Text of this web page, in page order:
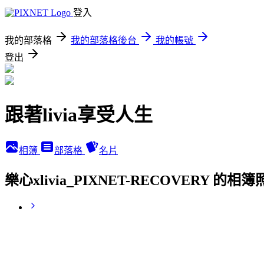
登入
我的部落格 我的部落格後台
我的帳號
登出
跟著livia享受人生
相簿 部落格 名片
樂心xlivia_PIXNET-RECOVERY 的相簿